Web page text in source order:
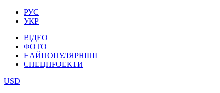
РУС
УКР
ВІДЕО
ФОТО
НАЙПОПУЛЯРНІШІ
СПЕЦПРОЕКТИ
USD